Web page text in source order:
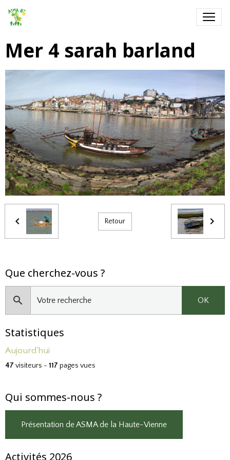
Mer 4 sarah barland
Retour
Que cherchez-vous ?
OK
Statistiques
Aujourd'hui
47 visiteurs - 117 pages vues
Qui sommes-nous ?
Présentation de ASMA de la Haute-Vienne
Activités 2026